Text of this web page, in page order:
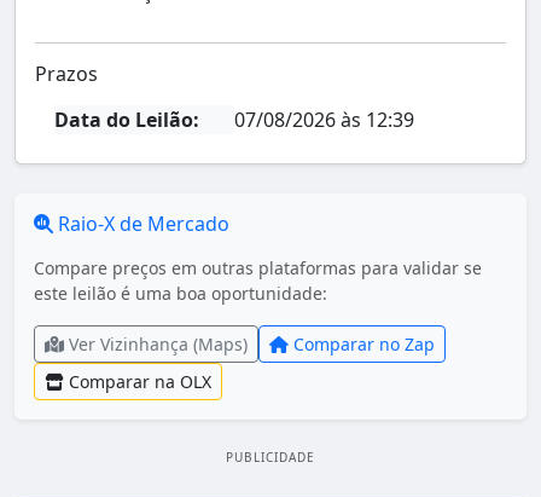
Prazos
Data do Leilão:
07/08/2026 às 12:39
Raio-X de Mercado
Compare preços em outras plataformas para validar se
este leilão é uma boa oportunidade:
Ver Vizinhança (Maps)
Comparar no Zap
Comparar na OLX
PUBLICIDADE